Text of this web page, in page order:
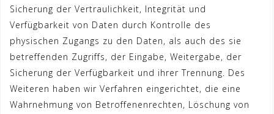
Sicherung der Vertraulichkeit, Integrität und
Verfügbarkeit von Daten durch Kontrolle des
physischen Zugangs zu den Daten, als auch des sie
betreffenden Zugriffs, der Eingabe, Weitergabe, der
Sicherung der Verfügbarkeit und ihrer Trennung. Des
Weiteren haben wir Verfahren eingerichtet, die eine
Wahrnehmung von Betroffenenrechten, Löschung von